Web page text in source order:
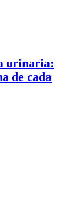
urinaria:
de cada